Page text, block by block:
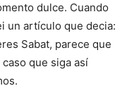
dulce. Cuando
un artículo que decia:
Sabat, parece que
que siga así